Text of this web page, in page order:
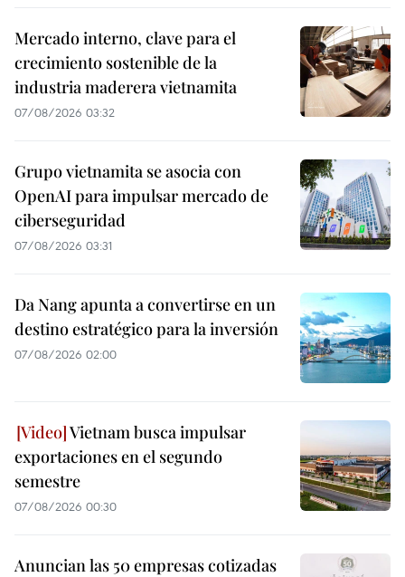
Mercado interno, clave para el
crecimiento sostenible de la
industria maderera vietnamita
07/08/2026 03:32
Grupo vietnamita se asocia con
OpenAI para impulsar mercado de
ciberseguridad
07/08/2026 03:31
Da Nang apunta a convertirse en un
destino estratégico para la inversión
07/08/2026 02:00
Vietnam busca impulsar
exportaciones en el segundo
semestre
07/08/2026 00:30
Anuncian las 50 empresas cotizadas